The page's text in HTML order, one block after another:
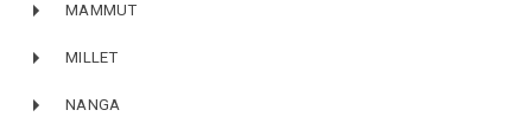
MAMMUT
MILLET
NANGA